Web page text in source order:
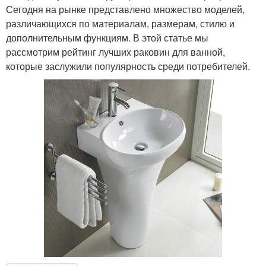
Сегодня на рынке представлено множество моделей,
различающихся по материалам, размерам, стилю и
дополнительным функциям. В этой статье мы
рассмотрим рейтинг лучших раковин для ванной,
которые заслужили популярность среди потребителей.